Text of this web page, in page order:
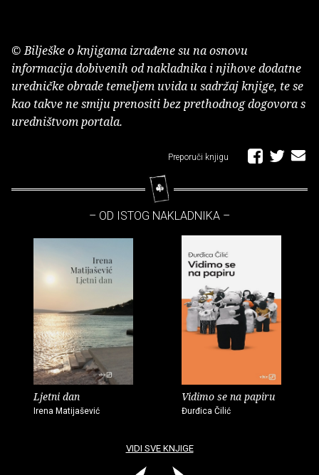
© Bilješke o knjigama izrađene su na osnovu
informacija dobivenih od nakladnika i njihove dodatne
uredničke obrade temeljem uvida u sadržaj knjige, te se
kao takve ne smiju prenositi bez prethodnog dogovora s
uredništvom portala.
Preporuči knjigu
– OD ISTOG NAKLADNIKA –
Ljetni dan
Irena Matijašević
Vidimo se na papiru
Đurđica Čilić
VIDI SVE KNJIGE